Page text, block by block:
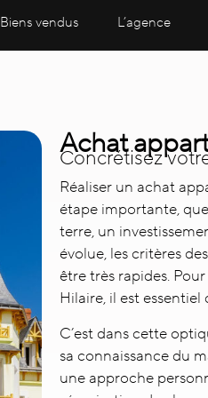
Biens vendus L’agence
Achat
Concrétisez
Réaliser un achat
étape importante,
terre, un
évolue, les critères
être très rapides.
Hilaire, il est
C’est dans cette
sa connaissance du
une approche